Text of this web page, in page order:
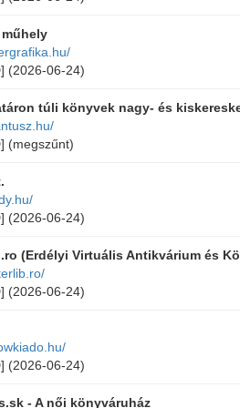
(2026-06-24)
túli könyvek nagy- és
(megszűnt)
(2026-06-24)
(Erdélyi Virtuális Antikvárium és
(2026-06-24)
(2026-06-24)
- A női könyváruház